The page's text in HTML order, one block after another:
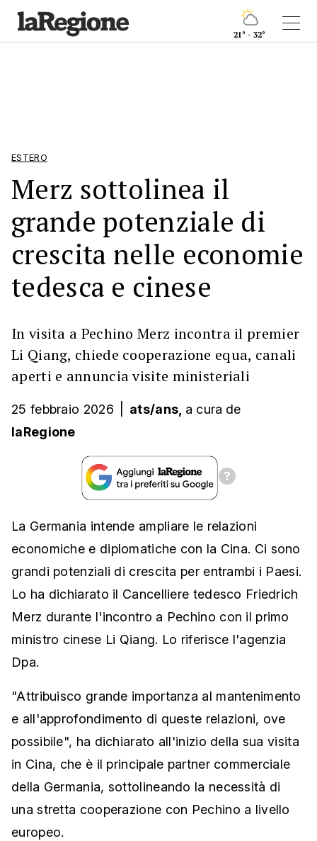
21° - 32°
ESTERO
Merz sottolinea il
grande potenziale di
crescita nelle economie
tedesca e cinese
In visita a Pechino Merz incontra il premier
Li Qiang, chiede cooperazione equa, canali
aperti e annuncia visite ministeriali
25 febbraio 2026 ats/ans, a cura de
laRegione
La Germania intende ampliare le relazioni
economiche e diplomatiche con la Cina. Ci sono
grandi potenziali di crescita per entrambi i Paesi.
Lo ha dichiarato il Cancelliere tedesco Friedrich
Merz durante l'incontro a Pechino con il primo
ministro cinese Li Qiang. Lo riferisce l'agenzia
Dpa.
"Attribuisco grande importanza al mantenimento
e all'approfondimento di queste relazioni, ove
possibile", ha dichiarato all'inizio della sua visita
in Cina, che è il principale partner commerciale
della Germania, sottolineando la necessità di
una stretta cooperazione con Pechino a livello
europeo.